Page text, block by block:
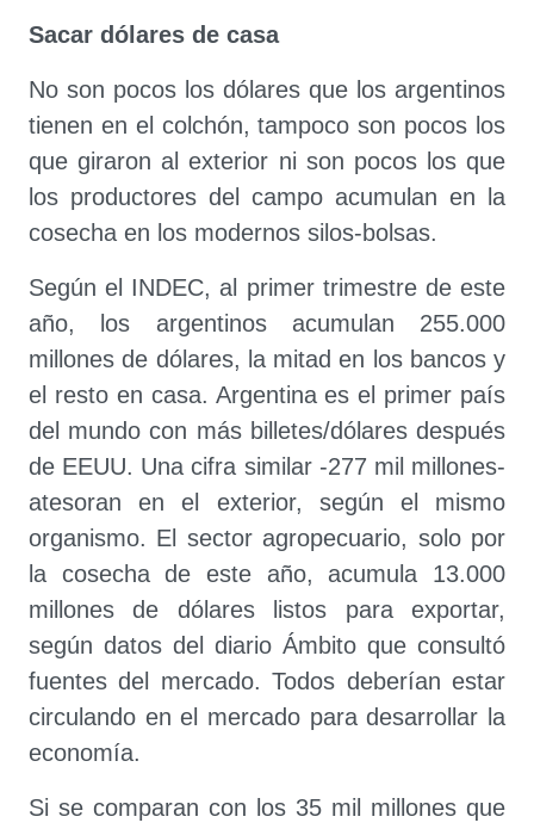
Sacar dólares de casa
No son pocos los dólares que los argentinos
tienen en el colchón, tampoco son pocos los
que giraron al exterior ni son pocos los que
los productores del campo acumulan en la
cosecha en los modernos silos-bolsas.
Según el INDEC, al primer trimestre de este
año, los argentinos acumulan 255.000
millones de dólares, la mitad en los bancos y
el resto en casa. Argentina es el primer país
del mundo con más billetes/dólares después
de EEUU. Una cifra similar -277 mil millones-
atesoran en el exterior, según el mismo
organismo. El sector agropecuario, solo por
la cosecha de este año, acumula 13.000
millones de dólares listos para exportar,
según datos del diario Ámbito que consultó
fuentes del mercado. Todos deberían estar
circulando en el mercado para desarrollar la
economía.
Si se comparan con los 35 mil millones que